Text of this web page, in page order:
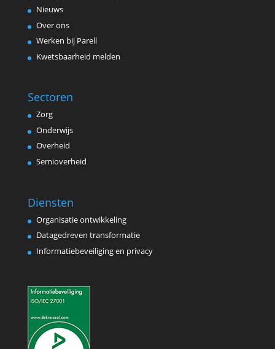
Nieuws
Over ons
Werken bij Parell
Kwetsbaarheid melden
Sectoren
Zorg
Onderwijs
Overheid
Semioverheid
Diensten
Organisatie ontwikkeling
Datagedreven transformatie
Informatiebeveiliging en privacy